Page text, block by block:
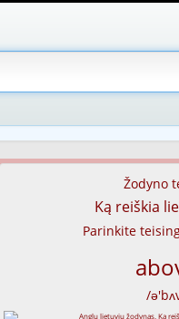
Žodyno
Ką reiškia
Parinkite
/